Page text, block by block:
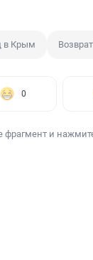
в Крым
0
фрагмент и